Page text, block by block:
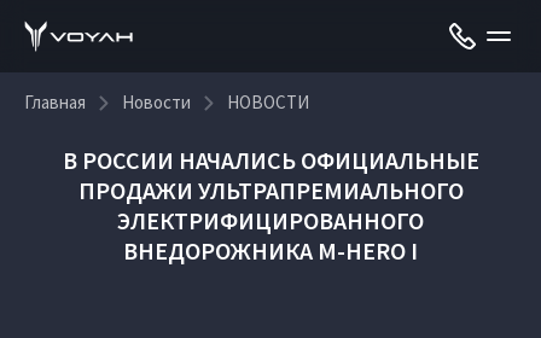
Главная Новости НОВОСТИ
В РОССИИ НАЧАЛИСЬ ОФИЦИАЛЬНЫЕ
ПРОДАЖИ УЛЬТРАПРЕМИАЛЬНОГО
ЭЛЕКТРИФИЦИРОВАННОГО
ВНЕДОРОЖНИКА M-HERO I